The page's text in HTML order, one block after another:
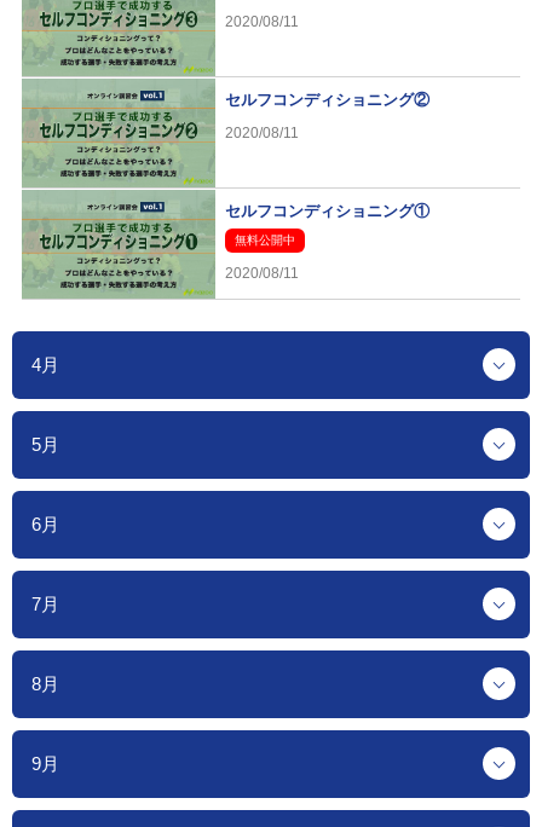
2020/08/11
セルフコンディショニング②
2020/08/11
セルフコンディショニング①
無料公開中
2020/08/11
4月
5月
6月
7月
8月
9月